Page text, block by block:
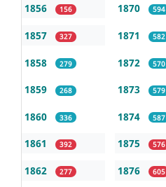
1856 156
1857 327
1858 279
1859 268
1860 336
1861 392
1862 277
1870 594
1871 582
1872 570
1873 579
1874 587
1875 576
1876 605